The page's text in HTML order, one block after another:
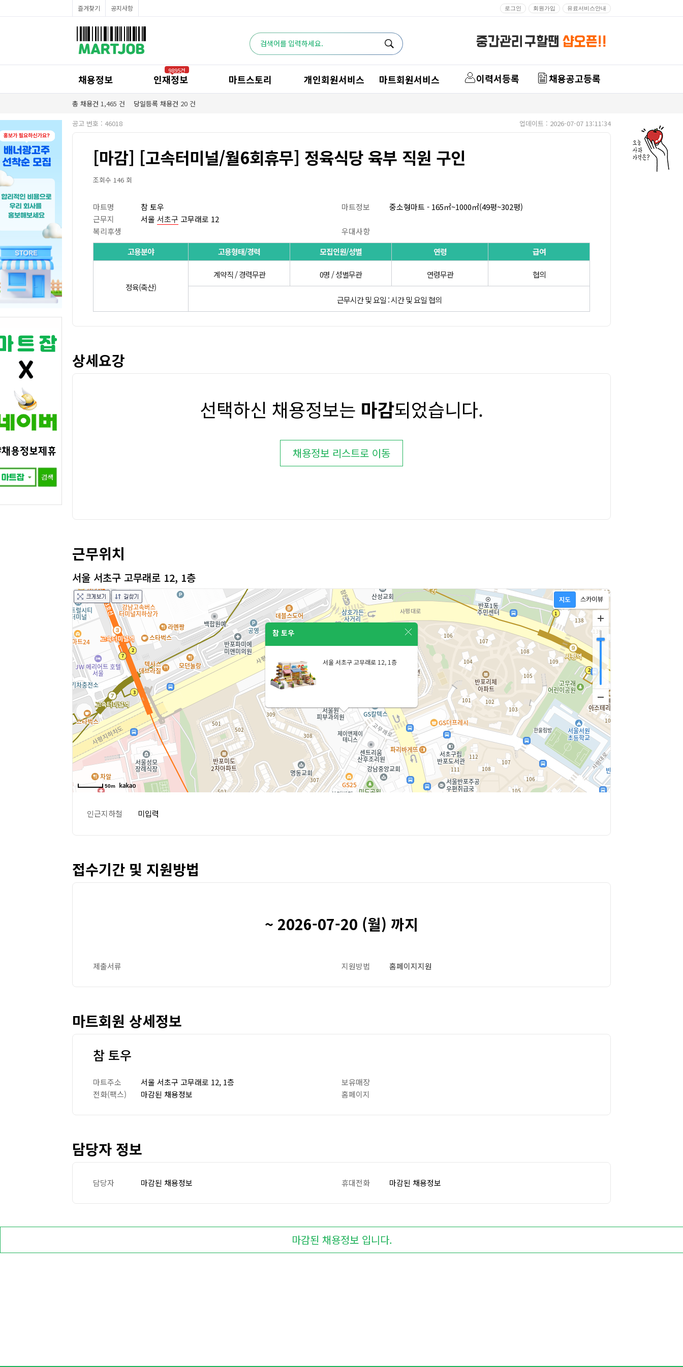
공산직원채용정보
농산/야채청과직원채용정보
수산직원채용정보
즐겨찾기 공지사항 로그인 회원가입 유료서비스안내
채용정보 인재정보
9895건
마트스토리 개인회원서비스 마트회원서비스 이력서등록 채용공고등록
총 채용건 1,465 건 당일등록 채용건 20 건
공고 번호 : 46018 업데이트 : 2026-07-07 13:11:34
[마감] [고속터미널/월6회휴무] 정육식당 육부 직원 구인
조회수 146 회
마트명 참 토우 마트정보
중소형마트 - 165㎡~1000㎡(49평~302평)
근무지
서울 서초구 고무래로 12
복리후생
우대사항
고용분야
고용형태/경력 모집인원/성별 연령 급여
정육(축산)
계약직 / 경력무관 0명 / 성별무관 연령무관 협의
근무시간 및 요일 : 시간 및 요일 협의
상세요강
선택하신 채용정보는 마감되었습니다.
채용정보 리스트로 이동
근무위치
서울 서초구 고무래로 12, 1층
참 토우
서울 서초구 고무래로 12, 1층
50m
인근지하철 미입력
접수기간 및 지원방법
~ 2026-07-20 (월) 까지
제출서류 지원방법 홈페이지지원
마트회원 상세정보
참 토우
마트주소 서울 서초구 고무래로 12, 1층
보유매장
전화(팩스)
마감된 채용정보 홈페이지
담당자 정보
담당자 마감된 채용정보 휴대전화 마감된 채용정보
마감된 채용정보 입니다.